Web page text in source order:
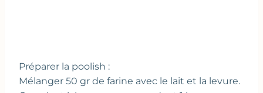
Préparer la poolish :
Mélanger 50 gr de farine avec le lait et la levure.